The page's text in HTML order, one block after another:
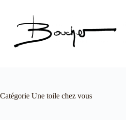
Catégorie Une toile chez vous